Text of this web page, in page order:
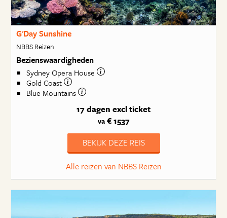
G'Day Sunshine
NBBS Reizen
Bezienswaardigheden
Sydney Opera House
Gold Coast
Blue Mountains
17 dagen excl ticket
va€ 1537
BEKIJK DEZE REIS
Alle reizen van NBBS Reizen